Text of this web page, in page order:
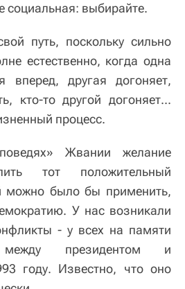
социальная: выбирайте.
путь, поскольку сильно
естественно, когда одна
вперед, другая догоняет,
кто-то другой догоняет...
процесс.
Жвании желание
тот положительный
можно было бы применить,
У нас возникали
- у всех на памяти
между президентом и
году. Известно, что оно